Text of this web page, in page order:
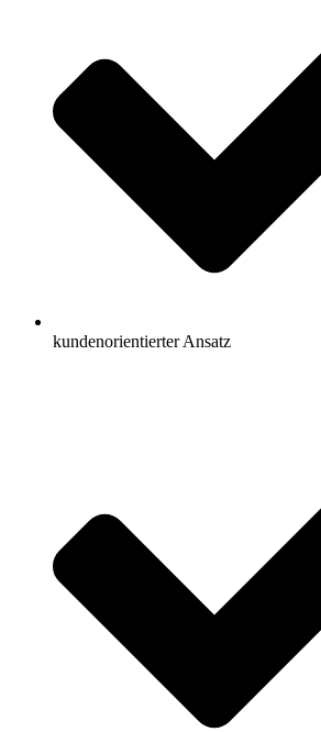
kundenorientierter Ansatz